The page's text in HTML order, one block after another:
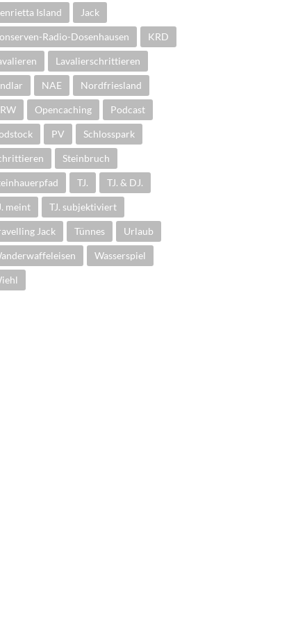
Island Jack
Radio-Dosenhausen KRD
Lavalierschrittieren
NAE Nordfriesland
Opencaching Podcast
PV Schlosspark
Steinbruch
TJ. TJ. & DJ.
meint TJ. subjektiviert
Jack Tünnes Urlaub
Wasserspiel